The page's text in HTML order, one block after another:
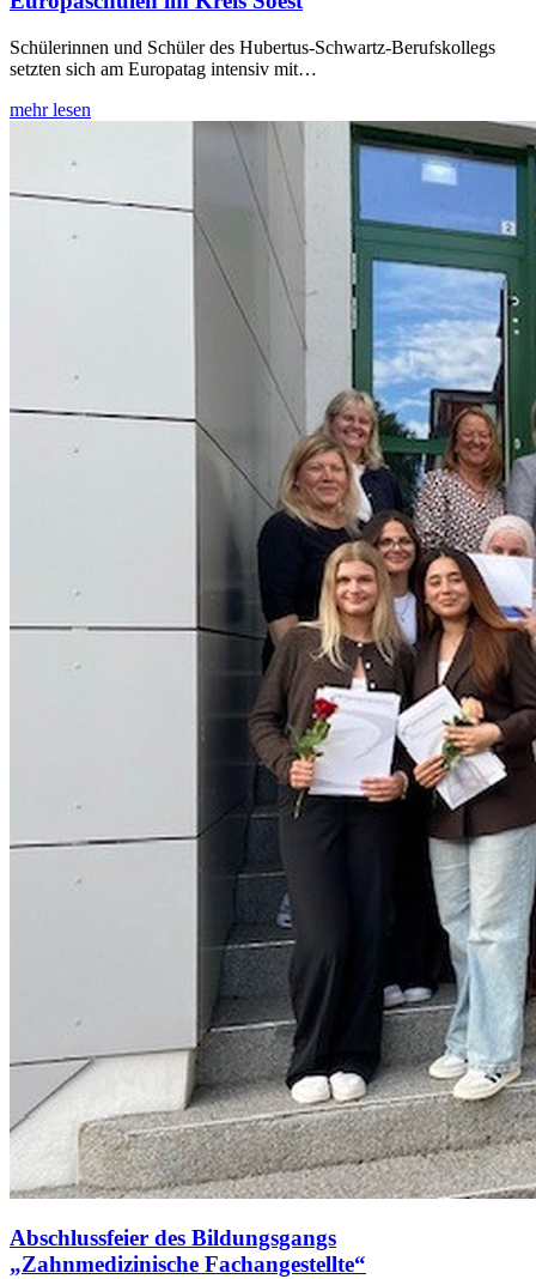
Schülerinnen und Schüler des Hubertus‑Schwartz‑Berufskollegs
setzten sich am Europatag intensiv mit…
mehr lesen
Abschlussfeier des Bildungsgangs
„Zahnmedizinische Fachangestellte“